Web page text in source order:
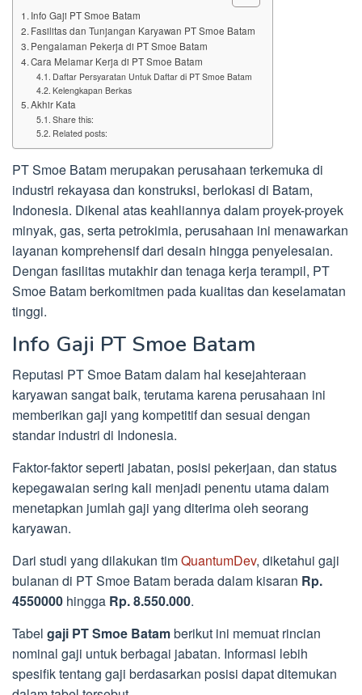
Info Gaji PT Smoe Batam
Fasilitas dan Tunjangan Karyawan PT Smoe Batam
Pengalaman Pekerja di PT Smoe Batam
Cara Melamar Kerja di PT Smoe Batam
Daftar Persyaratan Untuk Daftar di PT Smoe Batam
Kelengkapan Berkas
Akhir Kata
Share this:
Related posts:
PT Smoe Batam merupakan perusahaan terkemuka di
industri rekayasa dan konstruksi, berlokasi di Batam,
Indonesia. Dikenal atas keahliannya dalam proyek-proyek
minyak, gas, serta petrokimia, perusahaan ini menawarkan
layanan komprehensif dari desain hingga penyelesaian.
Dengan fasilitas mutakhir dan tenaga kerja terampil, PT
Smoe Batam berkomitmen pada kualitas dan keselamatan
tinggi.
Info Gaji PT Smoe Batam
Reputasi PT Smoe Batam dalam hal kesejahteraan
karyawan sangat baik, terutama karena perusahaan ini
memberikan gaji yang kompetitif dan sesuai dengan
standar industri di Indonesia.
Faktor-faktor seperti jabatan, posisi pekerjaan, dan status
kepegawaian sering kali menjadi penentu utama dalam
menetapkan jumlah gaji yang diterima oleh seorang
karyawan.
Dari studi yang dilakukan timQuantumDev, diketahui gaji
bulanan di PT Smoe Batam berada dalam kisaran Rp.
4550000 hingga Rp. 8.550.000.
Tabel gaji PT Smoe Batamberikut ini memuat rincian
nominal gaji untuk berbagai jabatan. Informasi lebih
spesifik tentang gaji berdasarkan posisi dapat ditemukan